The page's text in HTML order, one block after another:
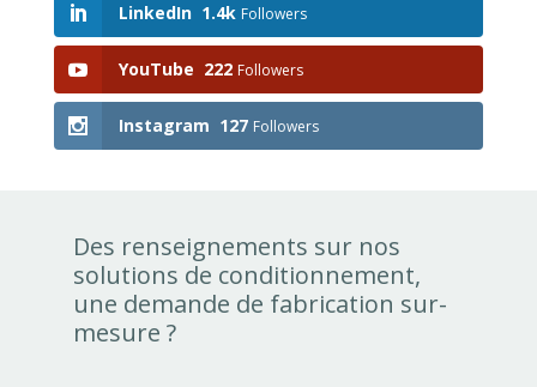
LinkedIn 1.4k Followers
YouTube 222 Followers
Instagram 127 Followers
Des renseignements sur nos
solutions de conditionnement,
une demande de fabrication sur-
mesure ?